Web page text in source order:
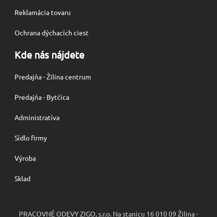
Reklamácia tovaru
Ochrana dýchacích ciest
Kde nás nájdete
Predajňa - Žilina centrum
Predajňa - Bytčica
Administratíva
Sídlo firmy
Výroba
Sklad
PRACOVNÉ ODEVY ZIGO, s.r.o. Na stanicu 16 010 09 Žilina -